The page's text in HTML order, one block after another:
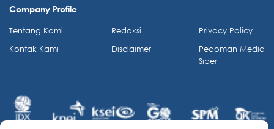
Company Profile
Tentang Kami
Kontak Kami
Redaksi
Disclaimer
Privacy Policy
Pedoman Media
Siber